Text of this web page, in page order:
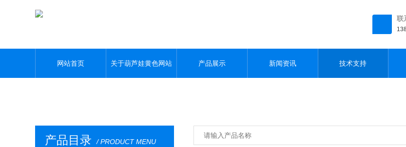
联
网站首页 关于葫芦娃黄色网站 产品展示 新闻资讯 技术支持
产品目录 / PRODUCT MENU